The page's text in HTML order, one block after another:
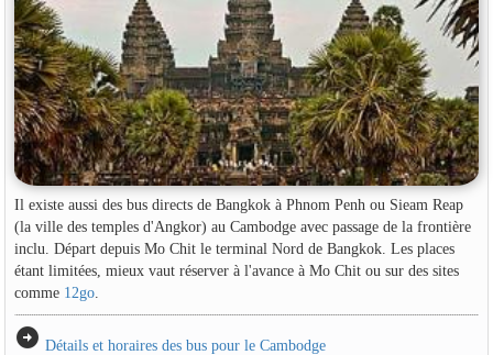
Il existe aussi des bus directs de Bangkok à Phnom Penh ou Sieam Reap
(la ville des temples d'Angkor) au Cambodge avec passage de la frontière
inclu. Départ depuis Mo Chit le terminal Nord de Bangkok. Les places
étant limitées, mieux vaut réserver à l'avance à Mo Chit ou sur des sites
comme 12go.
arrow_circle_right Détails et horaires des bus pour le Cambodge